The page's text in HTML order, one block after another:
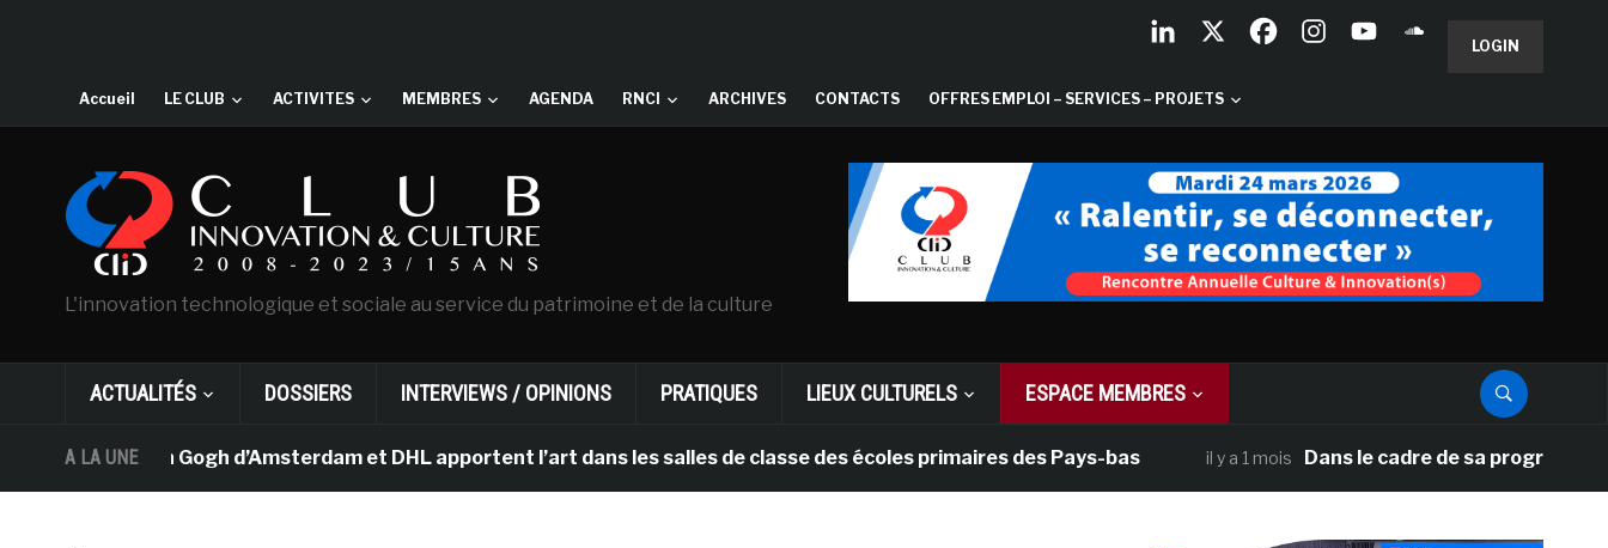
LOGIN
Accueil LE CLUB ACTIVITES MEMBRES AGENDA RNCI ARCHIVES CONTACTS OFFRES EMPLOI – SERVICES – PROJETS
L'innovation technologique et sociale au service du patrimoine et de la culture
ACTUALITÉS DOSSIERS INTERVIEWS / OPINIONS PRATIQUES LIEUX CULTURELS ESPACE MEMBRES
A LA UNE
musée Van Gogh d’Amsterdam et DHL apportent l’art dans les salles de classe des écoles primaires des Pays-bas il y a 1 mois Dans le cadre de sa programmation